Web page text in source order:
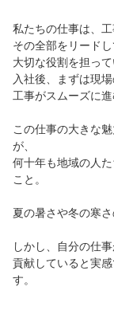
私たちの仕事は、
その全部をリード
大切な役割を担って
入社後、まずは現
工事がスムーズに
この仕事の大きな
が、
何十年も地域の人
こと。
夏の暑さや冬の寒
しかし、自分の仕
貢献していると実
す。